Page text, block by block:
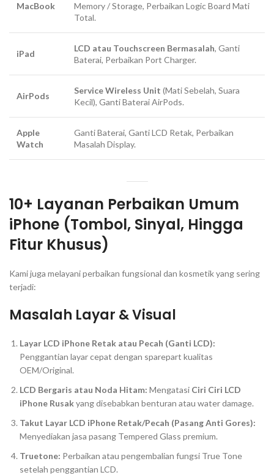
MacBook
Memory/Storage, Perbaikan Logic Board Mati
Total.
iPad
LCD atau Touchscreen Bermasalah, Ganti
Baterai, Perbaikan Port Charger.
AirPods
Service Wireless Unit (Mati Sebelah, Suara
Kecil), Ganti Baterai AirPods.
Apple
Watch
Ganti Baterai, Ganti LCD Retak, Perbaikan
Masalah Display.
10+ Layanan Perbaikan Umum
iPhone (Tombol, Sinyal, Hingga
Fitur Khusus)
Kami juga melayani perbaikan fungsional dan kosmetik yang sering
terjadi:
Masalah Layar & Visual
Layar LCD iPhone Retak atau Pecah (Ganti LCD):
Penggantian layar cepat dengan sparepart kualitas
OEM/Original.
LCD Bergaris atau Noda Hitam: Mengatasi Ciri Ciri LCD
iPhone Rusakyang disebabkan benturan atau water damage.
Takut Layar LCD iPhone Retak/Pecah (Pasang Anti Gores):
Menyediakan jasa pasang Tempered Glass premium.
Truetone: Perbaikan atau pengembalian fungsi True Tone
setelah penggantian LCD.